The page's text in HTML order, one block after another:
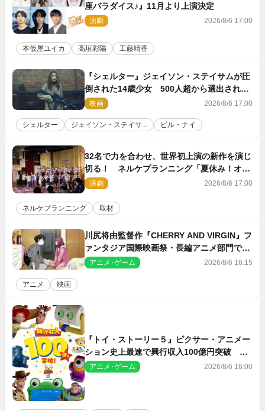
座パラダイス♪』11月より上演決定
演劇 2026/8/6 17:00
本仮屋ユイカ 高垣彩陽 工藤晴香
『シェルター』ジェイソン・ステイサムが圧
倒された14歳少女 500人超から選出された
新鋭ボディ・レイ・ブレスナックとは
映画 2026/8/6 17:00
シェルター ジェイソン・ステイサ... ビル・ナイ
32名で力を合わせ、世界初上演の新作を演じ
切る！ ネルケプランニング「夏休み！オ
ン・ワークショップ2026」レポート【最終
日】
演劇 2026/8/6 17:00
ネルケプランニング 取材
川尻将由監督作『CHERRY AND VIRGIN』フ
ァンタジア国際映画祭・長編アニメ部門で観
客賞・金賞受賞！
アニメ･ゲーム 2026/8/6 16:15
アニメ 映画
『トイ・ストーリー５』ピクサー・アニメー
ション史上最速で興行収入100億円突破 シ
リーズNo.1興収が目前
アニメ･ゲーム 2026/8/6 16:00